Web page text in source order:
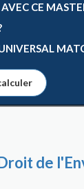
CE
de